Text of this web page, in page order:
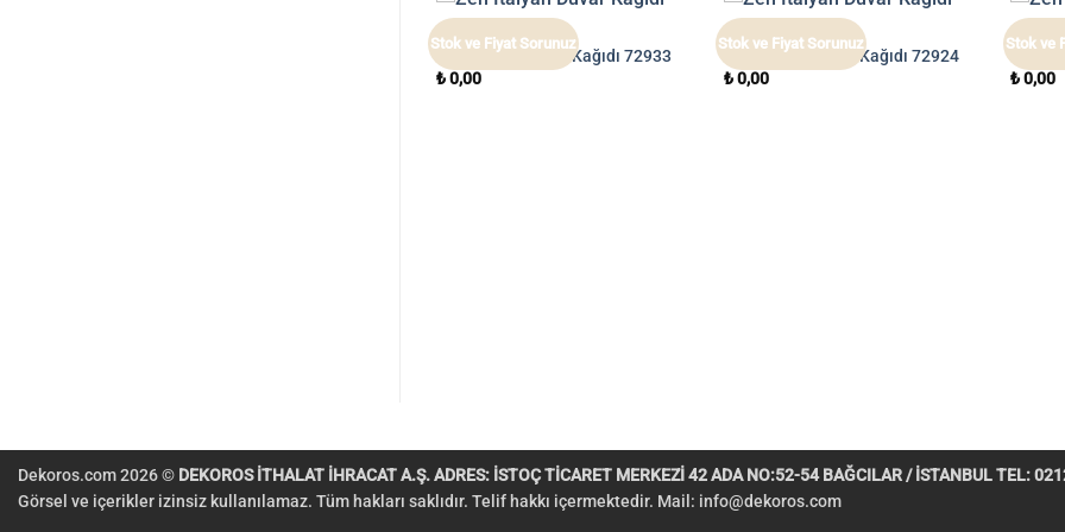
Stok ve Fiyat Sorunuz
ZEN
Zen İtalyan Duvar Kağıdı 72933
₺0,00
Stok ve Fiyat Sorunuz
ZEN
Zen İtalyan Duvar Kağıdı 72924
₺0,00
Stok ve
ZEN
Zen
₺0,00
Dekoros.com 2026 © DEKOROS İTHALAT İHRACAT A.Ş. ADRES: İSTOÇ TİCARET MERKEZİ 42 ADA NO:52-54 BAĞCILAR / İSTANBUL TEL:
Görsel ve içerikler izinsiz kullanılamaz. Tüm hakları saklıdır. Telif hakkı içermektedir. Mail: info@dekoros.com